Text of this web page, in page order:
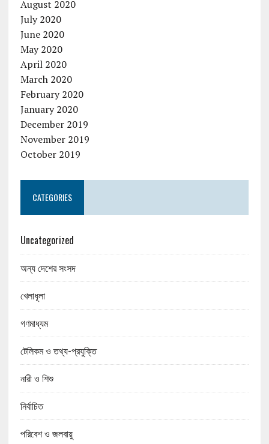
August 2020
July 2020
June 2020
May 2020
April 2020
March 2020
February 2020
January 2020
December 2019
November 2019
October 2019
CATEGORIES
Uncategorized
অন্য দেশের সংসদ
খেলাধূলা
গণমাধ্যম
টেলিকম ও তথ্য-প্রযুক্তি
নারী ও শিশু
নির্বাচিত
পরিবেশ ও জলবায়ু